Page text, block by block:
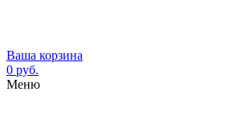
Ваша корзина
0 руб.
Меню